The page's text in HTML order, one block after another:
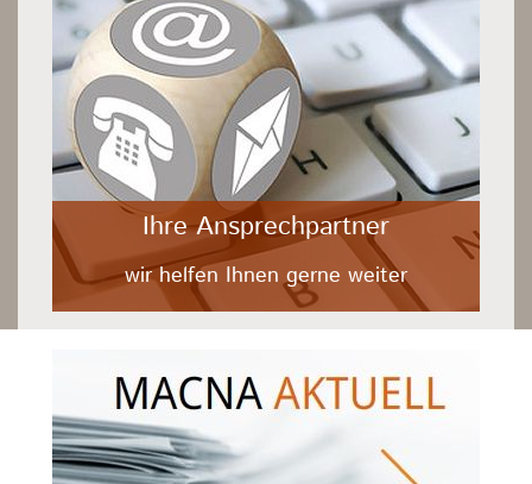
Ihre Ansprechpartner
wir helfen Ihnen gerne weiter